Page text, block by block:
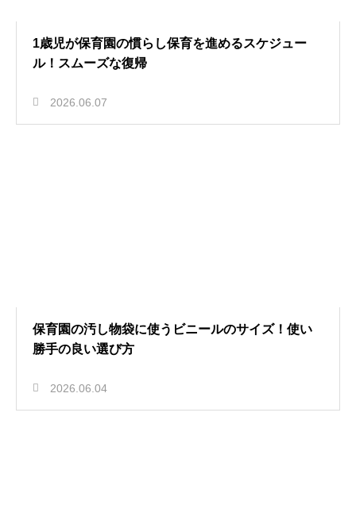
1歳児が保育園の慣らし保育を進めるスケジュー
ル！スムーズな復帰
2026.06.07
保育園の汚し物袋に使うビニールのサイズ！使い
勝手の良い選び方
2026.06.04